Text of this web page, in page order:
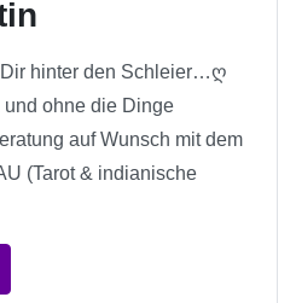
hinter den Schleier…ღ
ohne die Dinge
auf Wunsch mit dem
(Tarot & indianische